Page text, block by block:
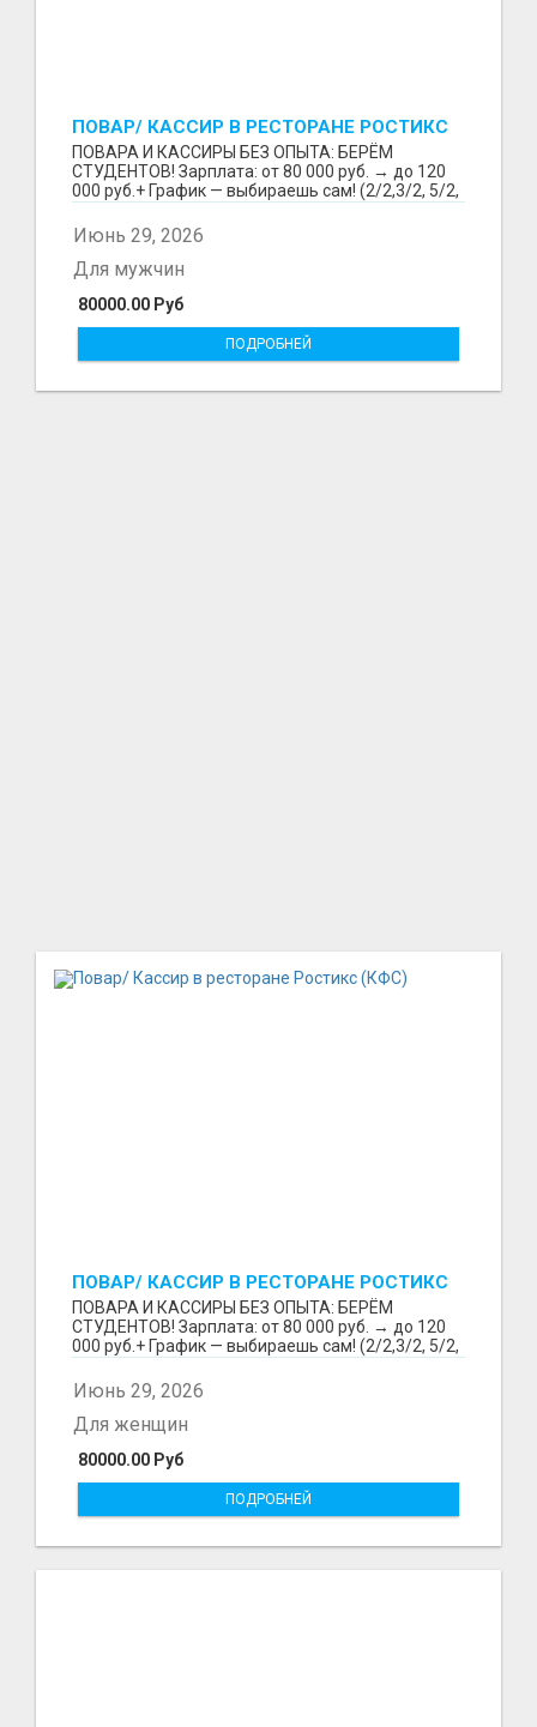
ПОВАР/ КАССИР В РЕСТОРАНЕ РОСТИКС
(КФС)
ПОВАРА И КАССИРЫ БЕЗ ОПЫТА: БЕРЁМ
СТУДЕНТОВ! Зарплата: от 80 000 руб. → до 120
000 руб.+ График — выбираешь сам! (2/2,3/2, 5/2,
Июнь 29, 2026
80000.00 Руб
Для мужчин
ПОДРОБНЕЙ
ПОВАР/ КАССИР В РЕСТОРАНЕ РОСТИКС
(КФС)
ПОВАРА И КАССИРЫ БЕЗ ОПЫТА: БЕРЁМ
СТУДЕНТОВ! Зарплата: от 80 000 руб. → до 120
000 руб.+ График — выбираешь сам! (2/2,3/2, 5/2,
6/1,4/2) Раб...
Июнь 29, 2026
80000.00 Руб
Для женщин
ПОДРОБНЕЙ